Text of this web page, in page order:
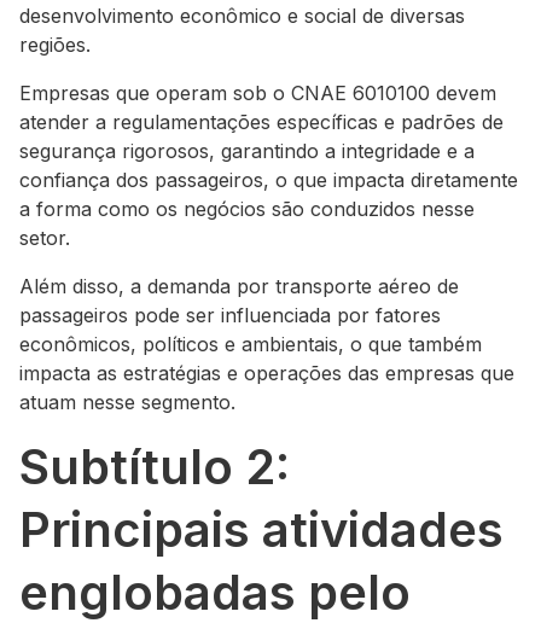
desenvolvimento econômico e social de diversas
regiões.
Empresas que operam sob o CNAE 6010100 devem
atender a regulamentações específicas e padrões de
segurança rigorosos, garantindo a integridade e a
confiança dos passageiros, o que impacta diretamente
a forma como os negócios são conduzidos nesse
setor.
Além disso, a demanda por transporte aéreo de
passageiros pode ser influenciada por fatores
econômicos, políticos e ambientais, o que também
impacta as estratégias e operações das empresas que
atuam nesse segmento.
Subtítulo 2:
Principais atividades
englobadas pelo